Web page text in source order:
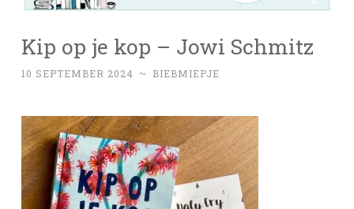
Kip op je kop – Jowi Schmitz
10 SEPTEMBER 2024 ~ BIEBMIEPJE